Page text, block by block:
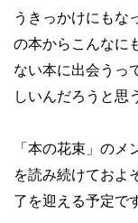
うきっかけにもな
の本からこんなに
ない本に出会うっ
しいんだろうと思
「本の花束」の
を読み続けておよ
了を迎える予定で